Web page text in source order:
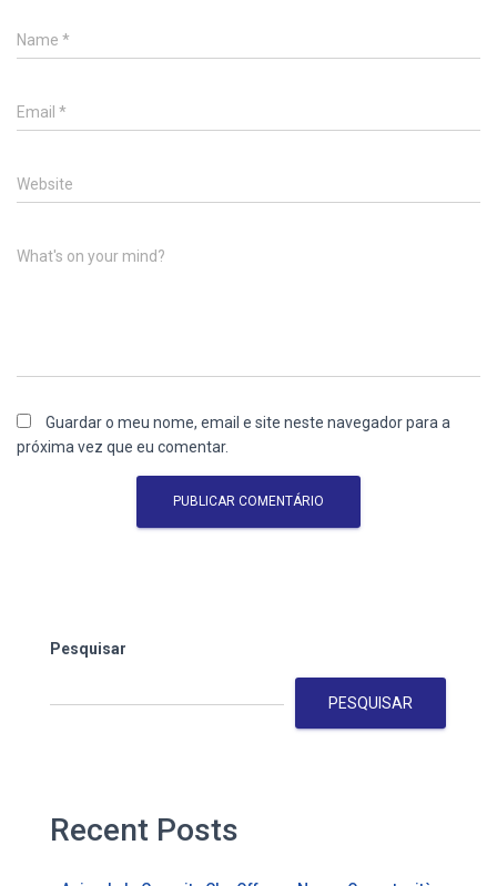
Name *
Email *
Website
What's on your mind?
Guardar o meu nome, email e site neste navegador para a
próxima vez que eu comentar.
Pesquisar
PESQUISAR
Recent Posts